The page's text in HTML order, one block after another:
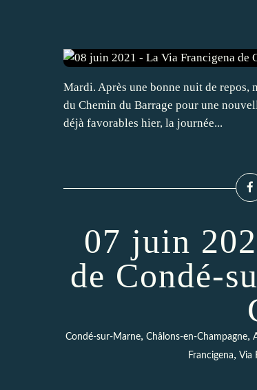
Mardi. Après une bonne nuit de repos,
du Chemin du Barrage pour une
déjà favorables hier, la journée...
07 juin
de Condé-
Condé-sur-Marne, Châlons-en-Champagne,
Francigena, Via